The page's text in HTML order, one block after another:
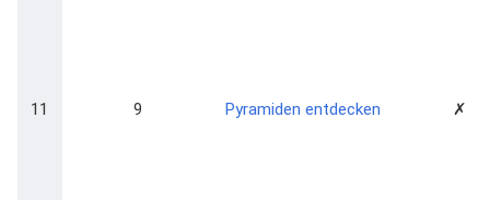
11 9 Pyramiden entdecken ✗